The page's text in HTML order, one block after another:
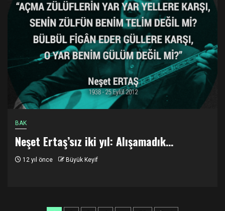
BAK
Neşet Ertaş’sız iki yıl: Alışamadık…
12 yıl önce Büyük Keyif